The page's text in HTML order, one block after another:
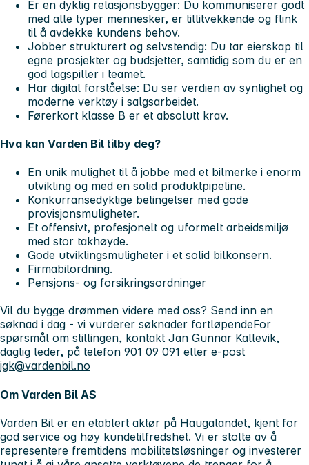
Er en dyktig relasjonsbygger: Du kommuniserer godt
med alle typer mennesker, er tillitvekkende og flink
til å avdekke kundens behov.
Jobber strukturert og selvstendig: Du tar eierskap til
egne prosjekter og budsjetter, samtidig som du er en
god lagspiller i teamet.
Har digital forståelse: Du ser verdien av synlighet og
moderne verktøy i salgsarbeidet.
Førerkort klasse B er et absolutt krav.
Hva kan Varden Bil tilby deg?
En unik mulighet til å jobbe med et bilmerke i enorm
utvikling og med en solid produktpipeline.
Konkurransedyktige betingelser med gode
provisjonsmuligheter.
Et offensivt, profesjonelt og uformelt arbeidsmiljø
med stor takhøyde.
Gode utviklingsmuligheter i et solid bilkonsern.
Firmabilordning.
Pensjons- og forsikringsordninger
Vil du bygge drømmen videre med oss? Send inn en
søknad i dag - vi vurderer søknader fortløpendeFor
spørsmål om stillingen, kontakt Jan Gunnar Kallevik,
daglig leder, på telefon 901 09 091 eller e-post
jgk@vardenbil.no
Om Varden Bil AS
Varden Bil er en etablert aktør på Haugalandet, kjent for
god service og høy kundetilfredshet. Vi er stolte av å
representere fremtidens mobilitetsløsninger og investerer